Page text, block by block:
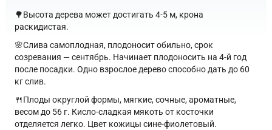
🌳Высота дерева может достигать 4-5 м, крона
раскидистая.
🌸Слива самоплодная, плодоносит обильно, срок
созревания — сентябрь. Начинает плодоносить на 4-й год
после посадки. Одно взрослое дерево способно дать до 60
кг слив.
🍴Плоды округлой формы, мягкие, сочные, ароматные,
весом до 56 г. Кисло-сладкая мякоть от косточки
отделяется легко. Цвет кожицы сине-фиолетовый.